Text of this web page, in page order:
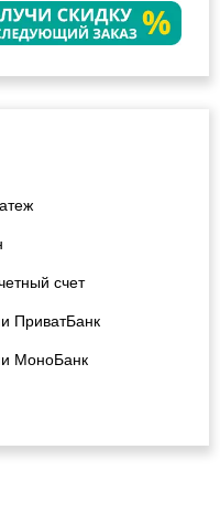
счет
ПриватБанк
МоноБанк